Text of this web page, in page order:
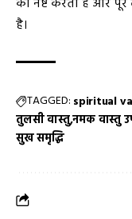
है।
TAGGED: spiritual
तुलसी वास्तुनमक वास्तु
सुख समृद्धि